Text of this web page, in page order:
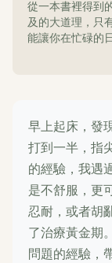
從一本書裡得到
及的大道理，只
能讓你在忙碌的
早上起床，發
打到一半，指
的經驗，我遇
是不舒服，更
忍耐，或者胡
了治療黃金期
問題的經驗，